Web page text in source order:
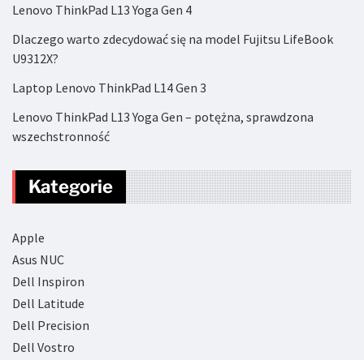
Lenovo ThinkPad L13 Yoga Gen 4
Dlaczego warto zdecydować się na model Fujitsu LifeBook
U9312X?
Laptop Lenovo ThinkPad L14 Gen 3
Lenovo ThinkPad L13 Yoga Gen – potężna, sprawdzona
wszechstronność
Kategorie
Apple
Asus NUC
Dell Inspiron
Dell Latitude
Dell Precision
Dell Vostro